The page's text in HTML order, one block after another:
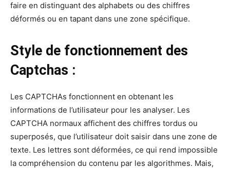
faire en distinguant des alphabets ou des chiffres
déformés ou en tapant dans une zone spécifique.
Style de fonctionnement des
Captchas :
Les CAPTCHAs fonctionnent en obtenant les
informations de l’utilisateur pour les analyser. Les
CAPTCHA normaux affichent des chiffres tordus ou
superposés, que l’utilisateur doit saisir dans une zone de
texte. Les lettres sont déformées, ce qui rend impossible
la compréhension du contenu par les algorithmes. Mais,